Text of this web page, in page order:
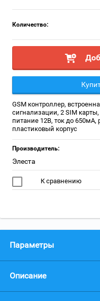
Количество:
GSM контроллер,
сигнализации, 2 SIM
питание 12В, ток до
пластиковый корпус
Производитель:
Элеста
К сравнению
Параметры
Описание